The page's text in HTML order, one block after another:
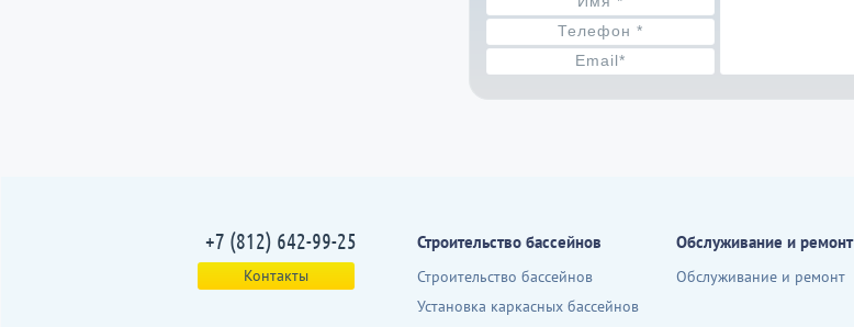
+7 (812) 642-99-25
Контакты
Строительство бассейнов
Строительство бассейнов
Установка каркасных бассейнов
Обслуживание и ремонт
Обслуживание и ремонт